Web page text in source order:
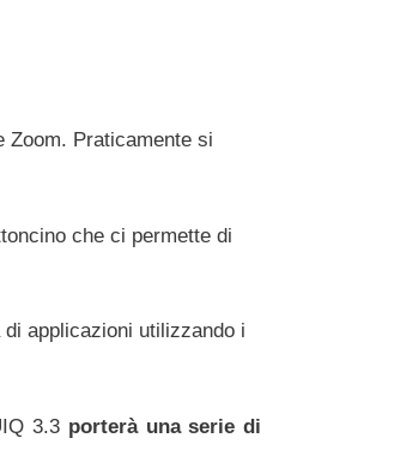
Zoom. Praticamente si
che ci permette di
applicazioni utilizzando i
3.3 porterà una serie di